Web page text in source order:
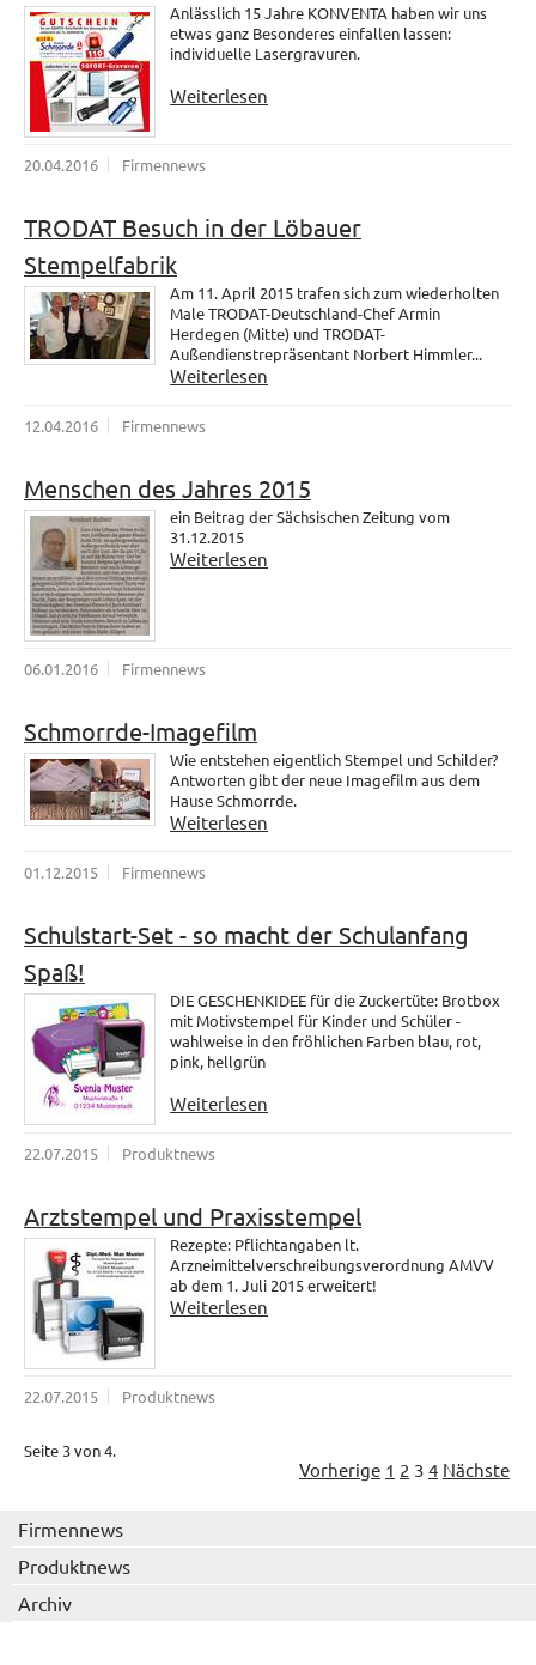
Anlässlich 15 Jahre KONVENTA haben wir uns
etwas ganz Besonderes einfallen lassen:
individuelle Lasergravuren.
Weiterlesen
20.04.2016 Firmennews
TRODAT Besuch in der Löbauer
Stempelfabrik
Am 11. April 2015 trafen sich zum wiederholten
Male TRODAT-Deutschland-Chef Armin
Herdegen (Mitte) und TRODAT-
Außendienstrepräsentant Norbert Himmler...
Weiterlesen
12.04.2016 Firmennews
Menschen des Jahres 2015
ein Beitrag der Sächsischen Zeitung vom
31.12.2015
Weiterlesen
06.01.2016 Firmennews
Schmorrde-Imagefilm
Wie entstehen eigentlich Stempel und Schilder?
Antworten gibt der neue Imagefilm aus dem
Hause Schmorrde.
Weiterlesen
01.12.2015 Firmennews
Schulstart-Set - so macht der Schulanfang
Spaß!
DIE GESCHENKIDEE für die Zuckertüte: Brotbox
mit Motivstempel für Kinder und Schüler -
wahlweise in den fröhlichen Farben blau, rot,
pink, hellgrün
Weiterlesen
22.07.2015 Produktnews
Arztstempel und Praxisstempel
Rezepte: Pflichtangaben lt.
Arzneimittelverschreibungsverordnung AMVV
ab dem 1. Juli 2015 erweitert!
Weiterlesen
22.07.2015 Produktnews
Seite 3 von 4.
Vorherige 1 2 3 4 Nächste
Firmennews
Produktnews
Archiv